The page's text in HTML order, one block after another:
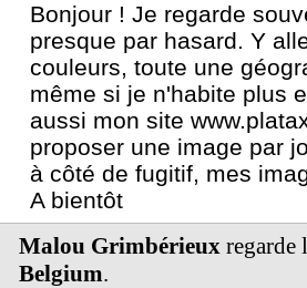
Bonjour ! Je regarde
presque par hasard. Y
couleurs, toute une
même si je n'habite plus
aussi mon site
proposer une image par
à côté de fugitif, mes
A bientôt
Malou Grimbérieux regarde
Belgium.